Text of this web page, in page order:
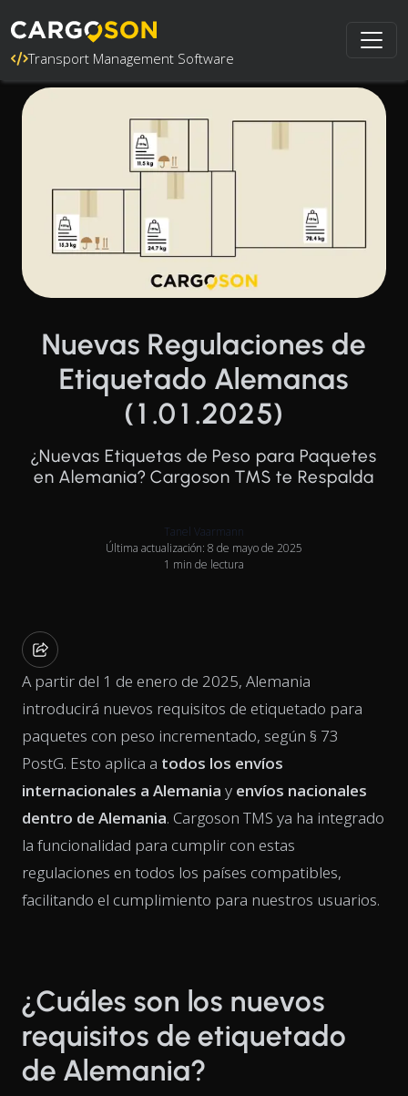
Transport Management Software
Nuevas Regulaciones de
Etiquetado Alemanas
(1.01.2025)
¿Nuevas Etiquetas de Peso para Paquetes
en Alemania? Cargoson TMS te Respalda
Tanel Vaarmann
Última actualización: 8 de mayo de 2025
1 min de lectura
A partir del 1 de enero de 2025, Alemania
introducirá nuevos requisitos de etiquetado para
paquetes con peso incrementado, según § 73
PostG. Esto aplica a todos los envíos
internacionales a Alemania y envíos nacionales
dentro de Alemania. Cargoson TMS ya ha integrado
la funcionalidad para cumplir con estas
regulaciones en todos los países compatibles,
facilitando el cumplimiento para nuestros usuarios.
¿Cuáles son los nuevos
requisitos de etiquetado
de Alemania?